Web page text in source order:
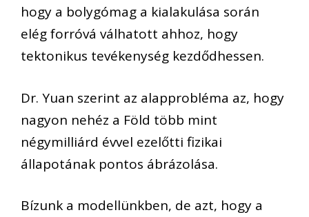
hogy a bolygómag a kialakulása során
elég forróvá válhatott ahhoz, hogy
tektonikus tevékenység kezdődhessen.
Dr. Yuan szerint az alapprobléma az, hogy
nagyon nehéz a Föld több mint
négymilliárd évvel ezelőtti fizikai
állapotának pontos ábrázolása.
Bízunk a modellünkben, de azt, hogy a